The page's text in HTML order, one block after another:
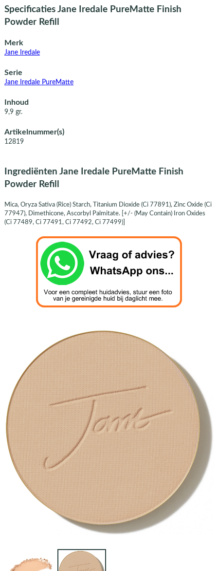
Specificaties Jane Iredale PureMatte Finish
Powder Refill
Merk
Jane Iredale
Serie
Jane Iredale PureMatte
Inhoud
9,9 gr.
Artikelnummer(s)
12819
Ingrediënten Jane Iredale PureMatte Finish
Powder Refill
Mica, Oryza Sativa (Rice) Starch, Titanium Dioxide (Ci 77891), Zinc Oxide (Ci
77947), Dimethicone, Ascorbyl Palmitate. [+/- (May Contain) Iron Oxides
(Ci 77489, Ci 77491, Ci 77492, Ci 77499)]